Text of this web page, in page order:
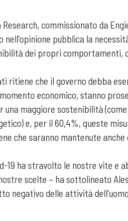
commissionato da
nell’opinione pubblica la
dei propri comportamenti,
ritiene che il governo debba
economico, stanno
una maggiore sostenibilità
e, per il 60,4%, queste
che saranno mantenute anche
19 ha stravolto le nostre vite
scelte – ha sottolineato
negativo delle attività